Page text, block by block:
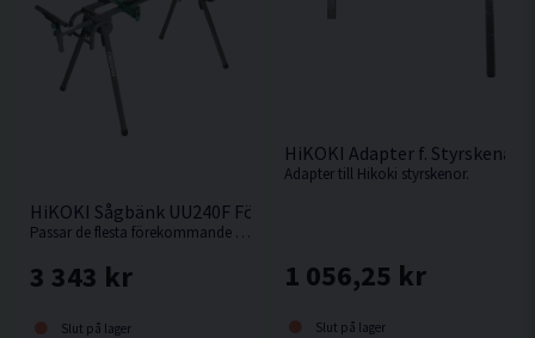
HiKOKI Sågbänk UU240F För Kap-/Gersåg
Passar de flesta förekommande kap-/gersågar.
3 343 kr
Slut på lager
HiKOKI Adapter f. Styrskena
Adapter till Hikoki styrskenor.
1 056,25 kr
Slut på lager